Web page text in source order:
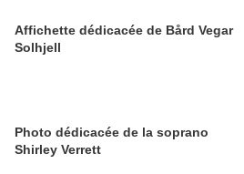
Affichette dédicacée de Bård Vegar
Solhjell
Photo dédicacée de la soprano
Shirley Verrett